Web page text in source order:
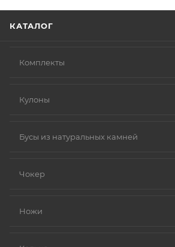
КАТАЛОГ
Комплекты
Кулоны
Бусы из натуральных камней
Чокер
Ножи